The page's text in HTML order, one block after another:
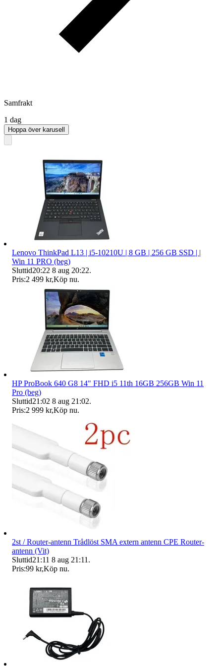
Samfrakt
1 dag
Hoppa över karusell
Lenovo ThinkPad L13 | i5-10210U | 8 GB | 256 GB SSD | |
Win 11 PRO (beg)
Sluttid20:22 8 aug 20:22.
Pris:2 499 kr,Köp nu.
HP ProBook 640 G8 14" FHD i5 11th 16GB 256GB Win 11
Pro (beg)
Sluttid21:02 8 aug 21:02.
Pris:2 999 kr,Köp nu.
2st / Router-antenn Trådlöst SMA extern antenn CPE Router-
antenn (Vit)
Sluttid21:11 8 aug 21:11 .
Pris:99 kr,Köp nu.